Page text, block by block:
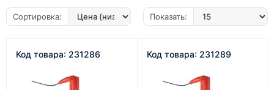
Сортировка: Показать:
Код товара: 231286 Код товара: 231289